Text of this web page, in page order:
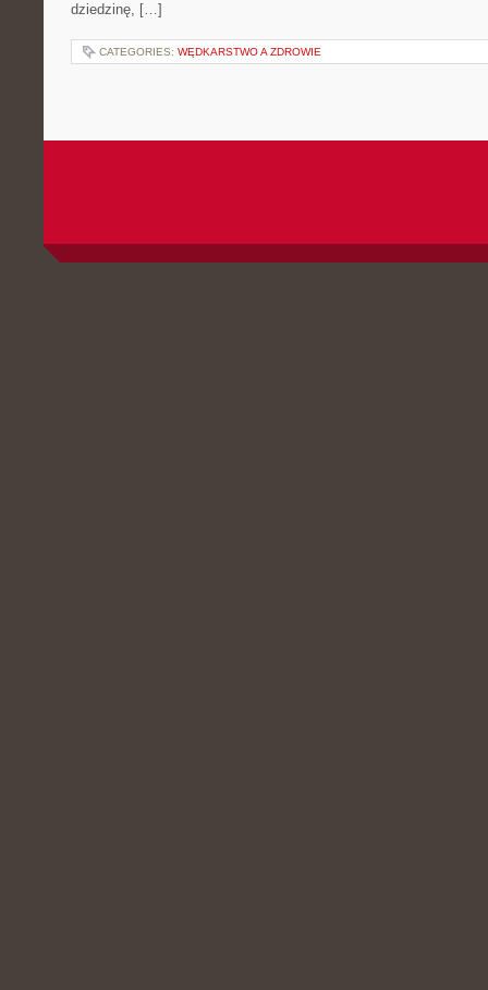
dziedzinę, […]
CATEGORIES: WĘDKARSTWO A ZDROWIE